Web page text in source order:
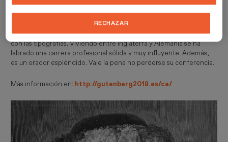
con ponentes de gran nivel, entre los que destaca Erik
Spiekermann. Este tipógrafo alemán, se presenta como
“arquitecto de la información” y se reconoce como “un obseso de
los tipos de letra”, que ya desde los doce años empezó a trastear
con las tipografías. Viviendo entre Inglaterra y Alemania se ha
labrado una carrera profesional sólida y muy influyente. Además,
es un orador espléndido. Vale la pena no perderse su conferencia.
Más información en: http://gutenberg2018.es/ca/
RECHAZAR